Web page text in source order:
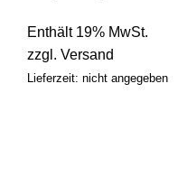
Enthält 19% MwSt.
zzgl. Versand
Lieferzeit: nicht angegeben